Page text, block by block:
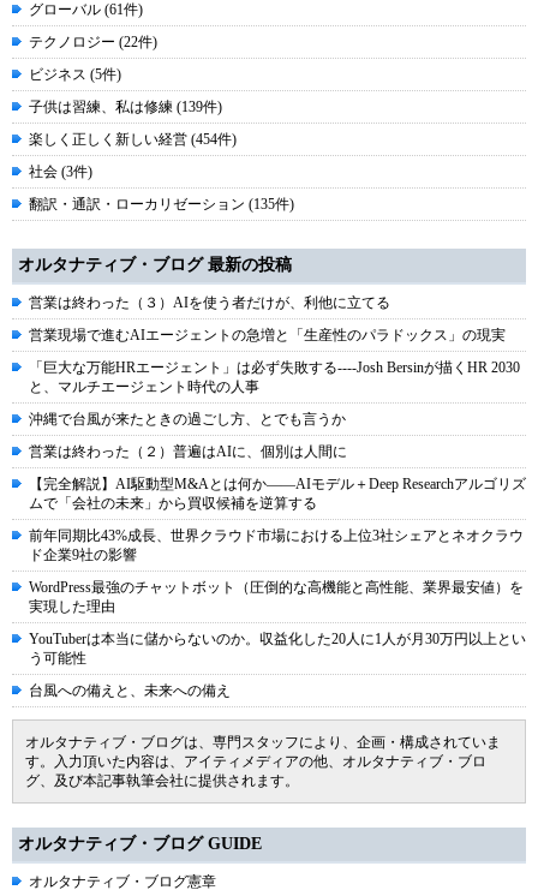
グローバル (61件)
テクノロジー (22件)
ビジネス (5件)
子供は習練、私は修練 (139件)
楽しく正しく新しい経営 (454件)
社会 (3件)
翻訳・通訳・ローカリゼーション (135件)
オルタナティブ・ブログ 最新の投稿
営業は終わった（３）AIを使う者だけが、利他に立てる
営業現場で進むAIエージェントの急増と「生産性のパラドックス」の現実
「巨大な万能HRエージェント」は必ず失敗する----Josh Bersinが描くHR 2030
と、マルチエージェント時代の人事
沖縄で台風が来たときの過ごし方、とでも言うか
営業は終わった（２）普遍はAIに、個別は人間に
【完全解説】AI駆動型M&Aとは何か――AIモデル＋Deep Researchアルゴリズ
ムで「会社の未来」から買収候補を逆算する
前年同期比43%成長、世界クラウド市場における上位3社シェアとネオクラウ
ド企業9社の影響
WordPress最強のチャットボット（圧倒的な高機能と高性能、業界最安値）を
実現した理由
YouTuberは本当に儲からないのか。収益化した20人に1人が月30万円以上とい
う可能性
台風への備えと、未来への備え
オルタナティブ・ブログは、専門スタッフにより、企画・構成されていま
す。入力頂いた内容は、アイティメディアの他、オルタナティブ・ブロ
グ、及び本記事執筆会社に提供されます。
オルタナティブ・ブログ GUIDE
オルタナティブ・ブログ憲章